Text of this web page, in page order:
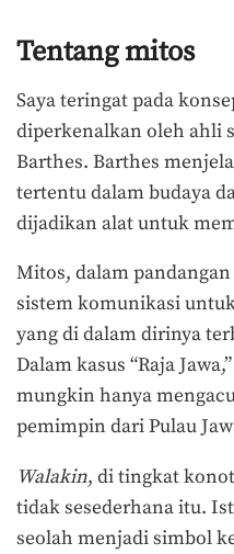
Tentang mitos
Saya teringat pada
diperkenalkan oleh ahli
Barthes. Barthes
tertentu dalam budaya
dijadikan alat untuk
Mitos, dalam
sistem komunikasi
yang di dalam dirinya
Dalam kasus “Raja
mungkin hanya
pemimpin dari Pulau
Walakin, di tingkat
tidak sesederhana itu.
seolah menjadi simbol